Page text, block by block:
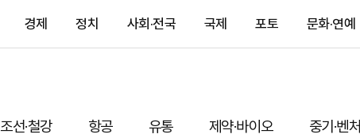
경제 정치 사회·전국 국제 포토 문화·연예
조선·철강 항공 유통 제약·바이오 중기·벤처